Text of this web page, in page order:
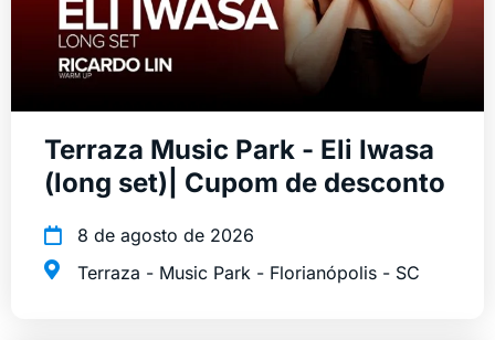
Terraza Music Park - Eli Iwasa
(long set)| Cupom de desconto
8 de agosto de 2026
Terraza - Music Park - Florianópolis - SC